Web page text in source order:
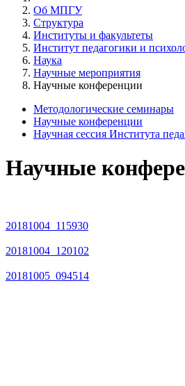
Об МПГУ
Структура
Институты и факультеты
Институт педагогики и
Наука
Научные мероприятия
Научные конференции
Методологические семинары
Научные конференции
Научная сессия Института
Научные
20181004_115930
20181004_120102
20181005_094514